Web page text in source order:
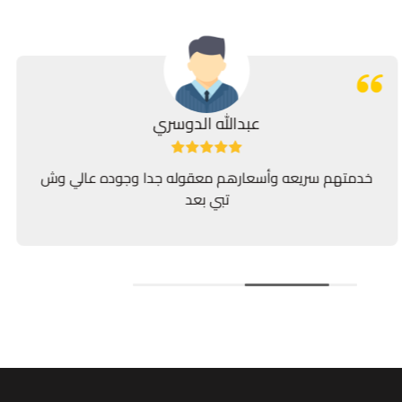
عبدالله الدوسري
خدمتهم سريعه وأسعارهم معقوله جدا وجوده عالي وش
تبي بعد